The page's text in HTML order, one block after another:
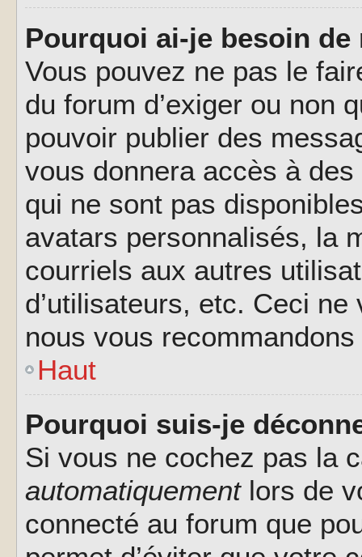
Pourquoi ai-je besoin
Vous pouvez ne pas le
du forum d’exiger ou non
pouvoir publier des
vous donnera accès à
qui ne sont pas
avatars personnalisés, la
courriels aux autres
d’utilisateurs, etc. Ceci
nous vous
Haut
Pourquoi suis-je
Si vous ne cochez pas la
automatiquementlors de
connecté au forum que